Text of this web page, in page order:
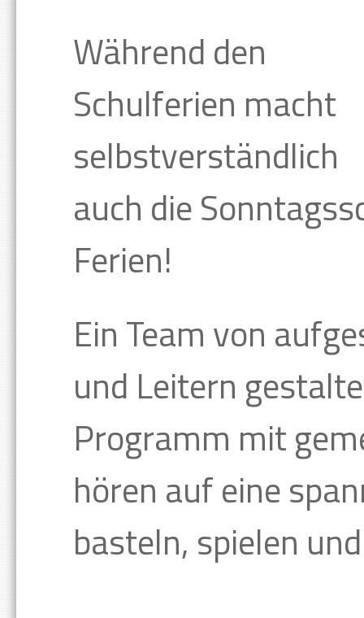
Während den
Schulferien macht
selbstverständlich
auch die
Ferien!
Ein Team von
und Leitern
Programm mit
hören auf eine
basteln, spielen